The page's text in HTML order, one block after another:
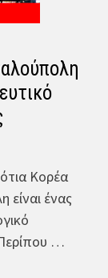
Κορέα
είναι ένας
Περίπου …